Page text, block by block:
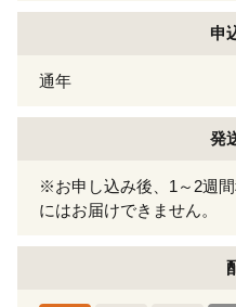
申
通年
発
※お申し込み後、1～2週
にはお届けできません。